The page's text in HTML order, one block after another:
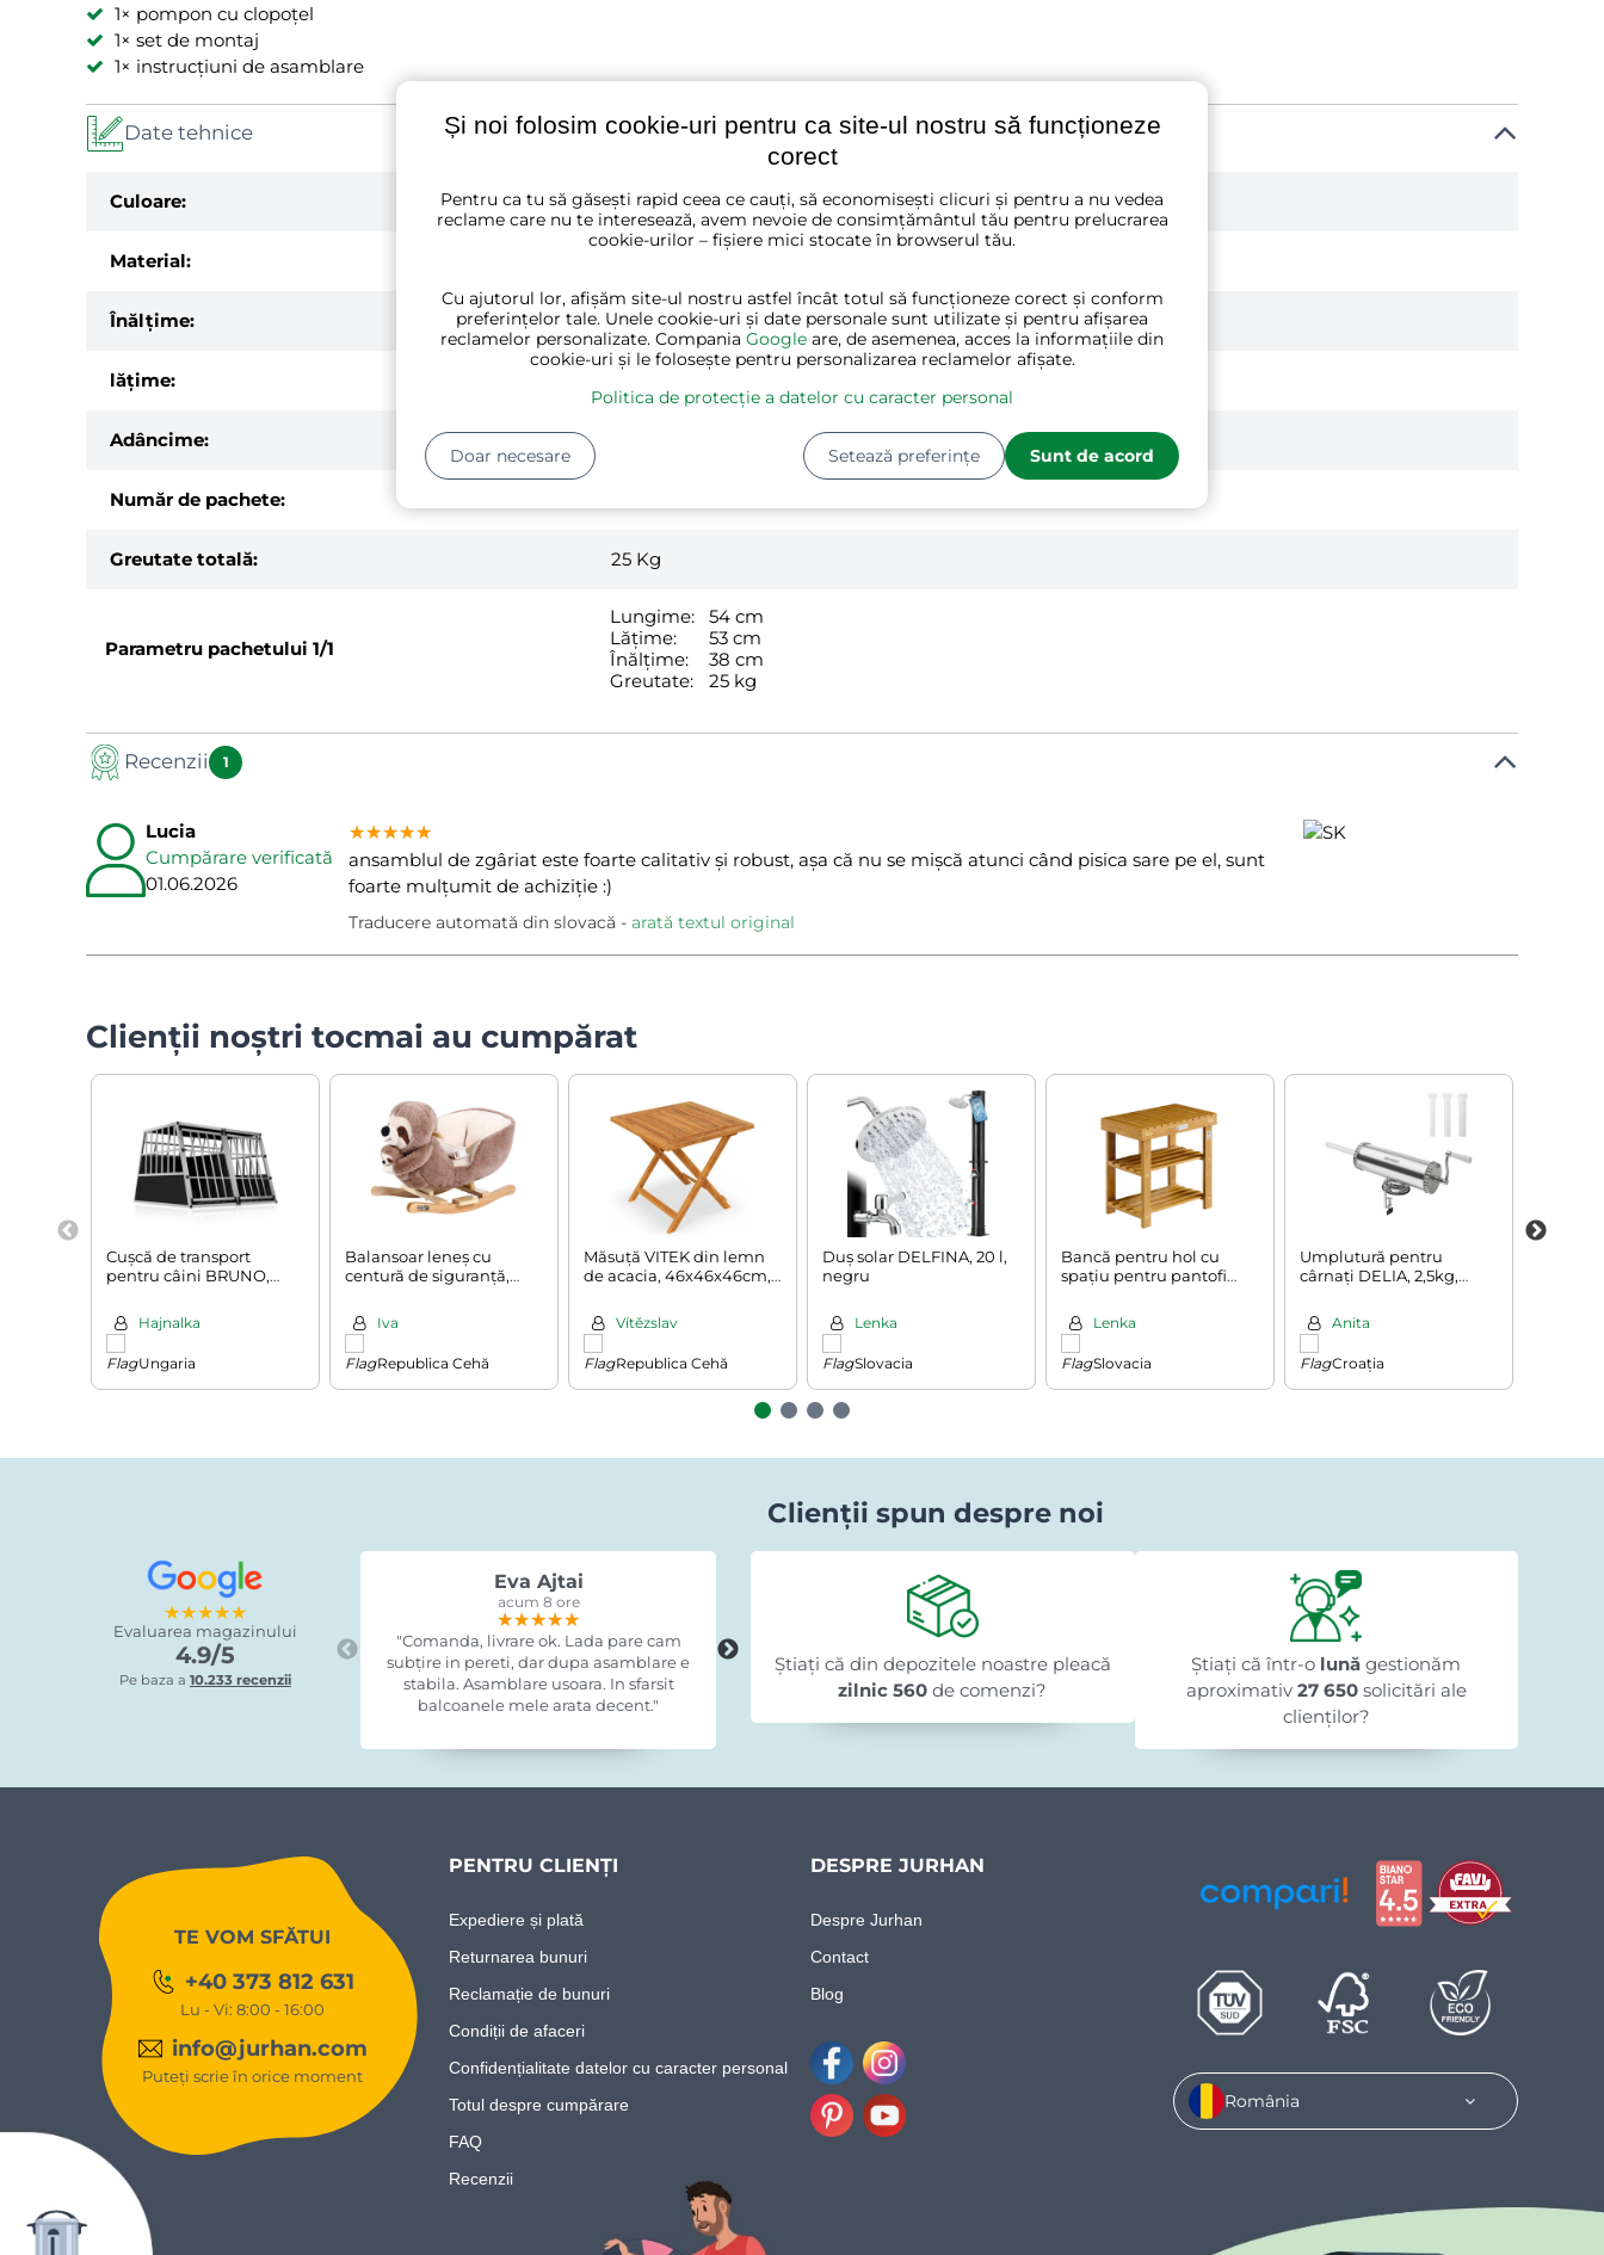
1× pompon cu clopoțel
1× set de montaj
1× instrucțiuni de asamblare
Date tehnice
Culoare: negru, gri
Material:
Înălțime: 160 cm
lăţime:
Adâncime:
Număr de pachete:
Greutate totală: 25 Kg
Parametru pachetului 1/1
Lungime:
54 cm
Lățime:
53 cm
Înălțime:
38 cm
Greutate:
25 kg
Recenzii 1
Lucia
Cumpărare verificată
01.06.2026
★★★★★
★★★★★
★★★★★
ansamblul de zgâriat este foarte calitativ și robust, așa că nu se mișcă atunci când pisica sare pe el, sunt
foarte mulțumit de achiziție :)
Traducere automată din slovacă arată textul original
Clienții noștri tocmai au cumpărat
Cușcă de transport
pentru câini BRUNO,
argintiu/negru
Hajnalka
Ungaria
Balansoar leneș cu
centură de siguranță,
Iva
Republica Cehă
Măsuță VITEK din lemn
de acacia, 46x46x46cm,
Vítězslav
Republica Cehă
Duș solar DELFINA, 20 l,
negru
Lenka
Slovacia
Bancă pentru hol cu
spațiu pentru pantofi
naturalLenka
Slovacia
Umplutură pentru
cârnați DELIA, 2,5kg,
Anita
Croația
★★★★★
Evaluarea magazinului
4.9/5
Pe baza a 10.233 recenzii
Clienții spun despre noi
Eva Ajtai
acum 8 ore
★★★★★
★★★★★
★★★★★
"Comanda, livrare ok. Lada pare cam
subțire in pereti, dar dupa asamblare e
stabila. Asamblare usoara. In sfarsit
balcoanele mele arata decent."
Romi Lazuran
acum 15 ore
★★★★★
★★★★★
★★★★★
"Recomand cu încredere, am fost foarte
mulțumit."
Iliuta Pologea
acum 1 zi
★★★★★
★★★★★
★★★★★
"Sunt foarte mulțumit."
Știați că din depozitele noastre pleacă
zilnic 560 de comenzi?
Știați că într-o lună gestionăm
aproximativ27 650solicitări ale
clienților?
TE VOM SFĂTUI
+40 373 812 631
Lu - Vi: 8:00 - 16:00
info@jurhan.com
Puteți scrie în orice moment
PENTRU CLIENȚI
Expediere și plată
Returnarea bunuri
Reclamație de bunuri
Condiții de afaceri
Confidențialitate datelor cu caracter personal
Totul despre cumpărare
FAQ
Recenzii
DESPRE JURHAN
Despre Jurhan
Contact
Blog
FacebookInstagram România
Și noi folosim cookie-uri pentru ca site-ul nostru să funcționeze
corect
Pentru ca tu să găsești rapid ceea ce cauți, să economisești clicuri și pentru a nu vedea
reclame care nu te interesează, avem nevoie de consimțământul tău pentru prelucrarea
cookie-urilor – fișiere mici stocate în browserul tău.
Cu ajutorul lor, afișăm site-ul nostru astfel încât totul să funcționeze corect și conform
preferințelor tale. Unele cookie-uri și date personale sunt utilizate și pentru afișarea
reclamelor personalizate. Compania Google are, de asemenea, acces la informațiile din
cookie-uri și le folosește pentru personalizarea reclamelor afișate.
Politica de protecție a datelor cu caracter personal
Setează preferințe Sunt de acord
Doar necesare